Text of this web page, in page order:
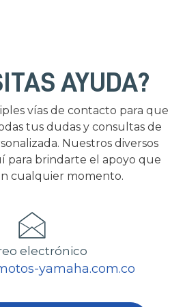
AYUDA?
vías de contacto para que
tus dudas y consultas de
Nuestros diversos
para brindarte el apoyo que
cualquier momento.
electrónico
yamaha.com.co